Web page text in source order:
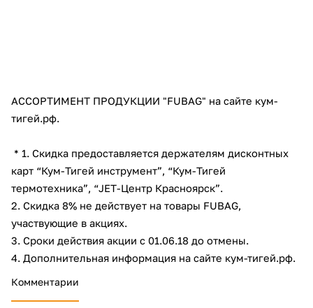
АССОРТИМЕНТ ПРОДУКЦИИ "FUBAG" на сайте кум-
тигей.рф.
* 1. Скидка предоставляется держателям дисконтных
карт “Кум-Тигей инструмент”, “Кум-Тигей
термотехника”, “JET-Центр Красноярск”.
2. Скидка 8% не действует на товары FUBAG,
участвующие в акциях.
3. Сроки действия акции с 01.06.18 до отмены.
4. Дополнительная информация на сайте кум-тигей.рф.
Комментарии
об оплате Плайтом
недели
8 800 302-02-51